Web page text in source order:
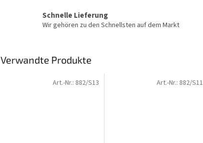
Schnelle Lieferung
Wir gehören zu den Schnellsten auf dem Markt
Verwandte Produkte
Art.-Nr.: 882/S13 Art.-Nr.: 882/S11